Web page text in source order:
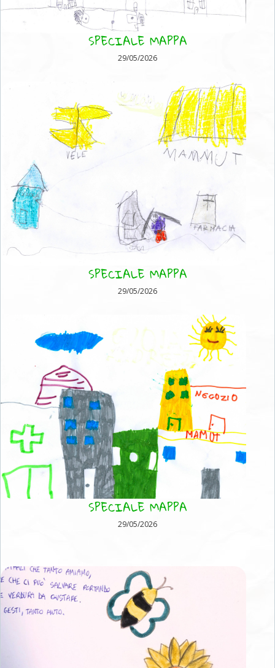
SPECIALE MAPPA
29/05/2026
SPECIALE MAPPA
29/05/2026
SPECIALE MAPPA
29/05/2026